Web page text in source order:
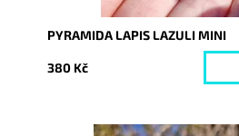
PYRAMIDA LAPIS LAZULI MINI
380 Kč